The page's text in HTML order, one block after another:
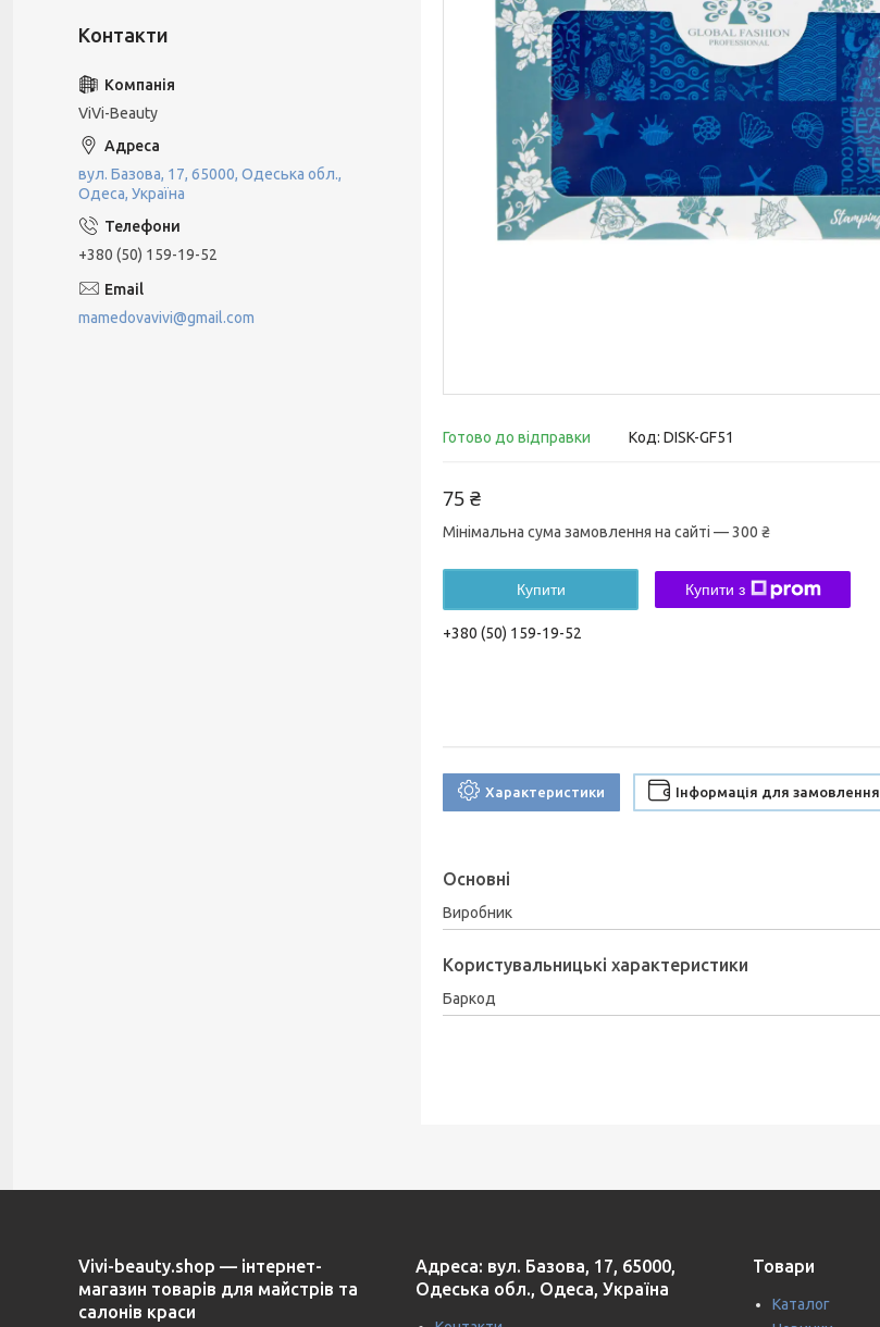
Готово до відправки Код: DISK-GF51
75 ₴
Мінімальна сума замовлення на сайті — 300 ₴
Купити Купити з
+380 (50) 159-19-52
Характеристики Інформація для замовлення
Основні
Виробник
Користувальницькі характеристики
Баркод
ViVi-Beauty
вул. Базова, 17, 65000, Одеська обл.,
Одеса, Україна
+380 (50) 159-19-52
mamedovavivi@gmail.com
Vivi-beauty.shop — інтернет-
магазин товарів для майстрів та
салонів краси
Адреса: вул. Базова, 17, 65000,
Одеська обл., Одеса, Україна
Товари
Каталог